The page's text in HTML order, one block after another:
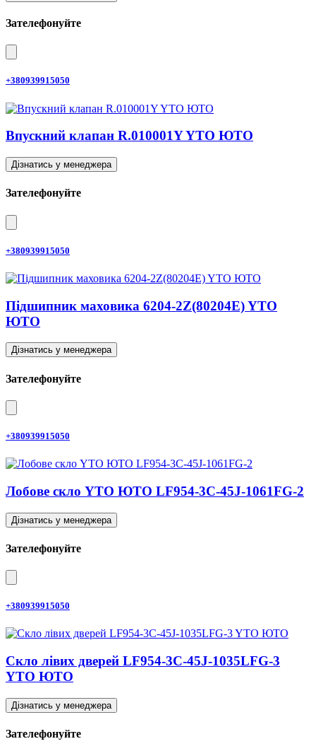
Зателефонуйте
+380939915050
Впускний клапан R.010001Y YTO ЮТО
Дізнатись у менеджера
Зателефонуйте
+380939915050
Підшипник маховика 6204-2Z(80204E) YTO
ЮТО
Дізнатись у менеджера
Зателефонуйте
+380939915050
Лобове скло YTO ЮТО LF954-3C-45J-1061FG-2
Дізнатись у менеджера
Зателефонуйте
+380939915050
Скло лівих дверей LF954-3C-45J-1035LFG-3
YTO ЮТО
Дізнатись у менеджера
Зателефонуйте